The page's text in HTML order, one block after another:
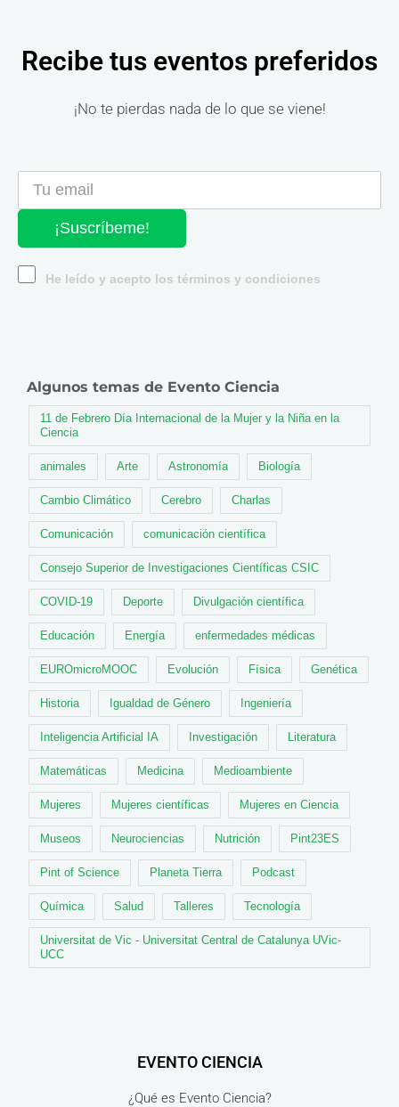
Recibe tus eventos preferidos
¡No te pierdas nada de lo que se viene!
¡Suscríbeme!
He leído y acepto los términos y condiciones
Algunos temas de Evento Ciencia
11 de Febrero Día Internacional de la Mujer y la Niña en la
Ciencia
animales Arte Astronomía Biología
Cambio Climático Cerebro Charlas
Comunicación comunicación científica
Consejo Superior de Investigaciones Científicas CSIC
COVID-19 Deporte Divulgación científica
Educación Energía enfermedades médicas
EUROmicroMOOC Evolución Física Genética
Historia Igualdad de Género Ingeniería
Inteligencia Artificial IA Investigación Literatura
Matemáticas Medicina Medioambiente
Mujeres Mujeres científicas Mujeres en Ciencia
Museos Neurociencias Nutrición Pint23ES
Pint of Science Planeta Tierra Podcast
Química Salud Talleres Tecnología
Universitat de Vic - Universitat Central de Catalunya UVic-
UCC
EVENTO CIENCIA
¿Qué es Evento Ciencia?